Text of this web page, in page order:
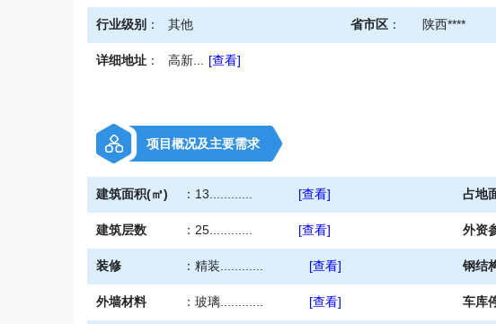
行业级别 ： 其他 省市区 ： 陕西****
详细地址 ： 高新... [查看]
项目概况及主要需求
建筑面积(㎡) ： 13............ [查看] 占地
建筑层数 ： 25............ [查看] 外资
装修 ： 精装............ [查看] 钢结
外墙材料 ： 玻璃............ [查看] 车库